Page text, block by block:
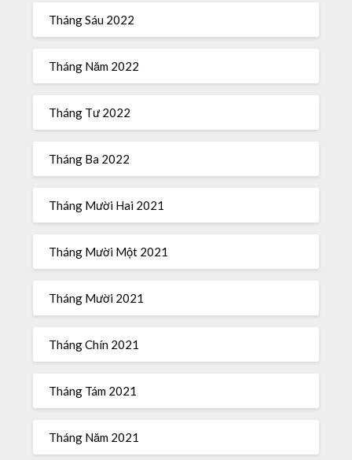
Tháng Sáu 2022
Tháng Năm 2022
Tháng Tư 2022
Tháng Ba 2022
Tháng Mười Hai 2021
Tháng Mười Một 2021
Tháng Mười 2021
Tháng Chín 2021
Tháng Tám 2021
Tháng Năm 2021